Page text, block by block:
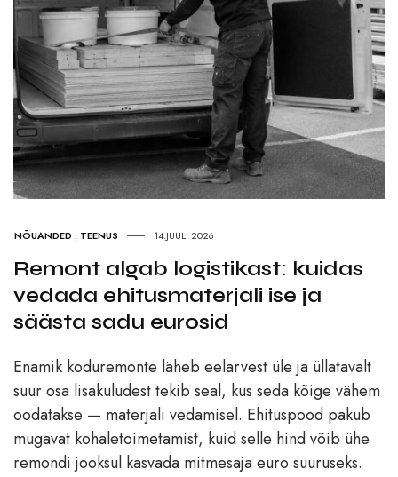
NÕUANDED , TEENUS 14.JUULI 2026
Remont algab logistikast: kuidas
vedada ehitusmaterjali ise ja
säästa sadu eurosid
Enamik koduremonte läheb eelarvest üle ja üllatavalt
suur osa lisakuludest tekib seal, kus seda kõige vähem
oodatakse — materjali vedamisel. Ehituspood pakub
mugavat kohaletoimetamist, kuid selle hind võib ühe
remondi jooksul kasvada mitmesaja euro suuruseks.